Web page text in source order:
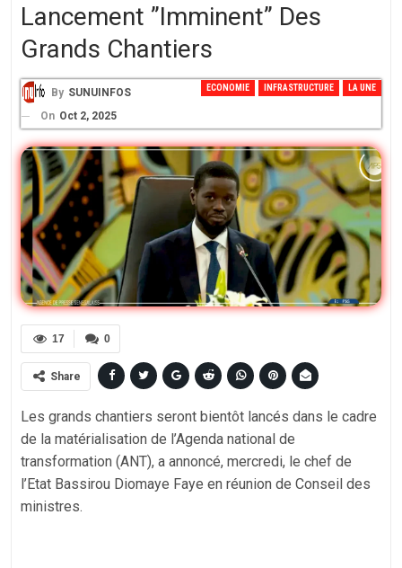
Lancement ”imminent” Des
Grands Chantiers
ECONOMIE INFRASTRUCTURE LA UNE
By SUNUINFOS
On Oct 2, 2025
0
17
Share
Les grands chantiers seront bientôt lancés dans le cadre
de la matérialisation de l’Agenda national de
transformation (ANT), a annoncé, mercredi, le chef de
l’Etat Bassirou Diomaye Faye en réunion de Conseil des
ministres.